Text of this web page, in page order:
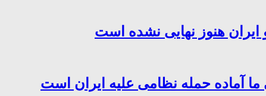
ایران هنوز نهایی نشده است
آماده حمله نظامی علیه ایران است